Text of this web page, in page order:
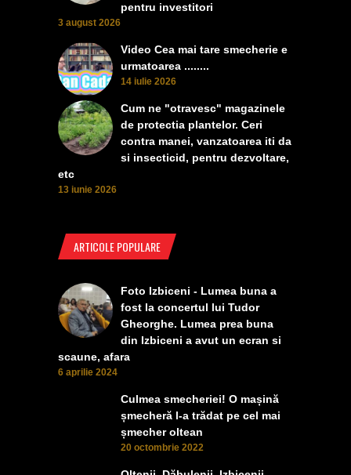
pentru investitori
3 august 2026
Video Cea mai tare smecherie e
urmatoarea ........
14 iulie 2026
Cum ne "otravesc" magazinele
de protectia plantelor. Ceri
contra manei, vanzatoarea iti da
si insecticid, pentru dezvoltare,
etc
13 iunie 2026
ARTICOLE POPULARE
Foto Izbiceni - Lumea buna a
fost la concertul lui Tudor
Gheorghe. Lumea prea buna
din Izbiceni a avut un ecran si
scaune, afara
6 aprilie 2024
Culmea smecheriei! O mașină
șmecheră l-a trădat pe cel mai
șmecher oltean
20 octombrie 2022